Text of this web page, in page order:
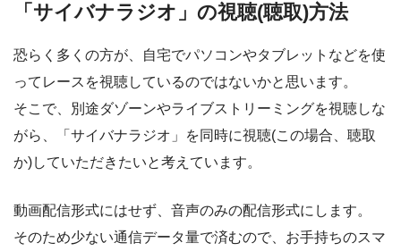
「サイバナラジオ」の視聴(聴取)方法
恐らく多くの方が、自宅でパソコンやタブレットなどを使
ってレースを視聴しているのではないかと思います。
そこで、別途ダゾーンやライブストリーミングを視聴しな
がら、「サイバナラジオ」を同時に視聴(この場合、聴取
か)していただきたいと考えています。
動画配信形式にはせず、音声のみの配信形式にします。
そのため少ない通信データ量で済むので、お手持ちのスマ